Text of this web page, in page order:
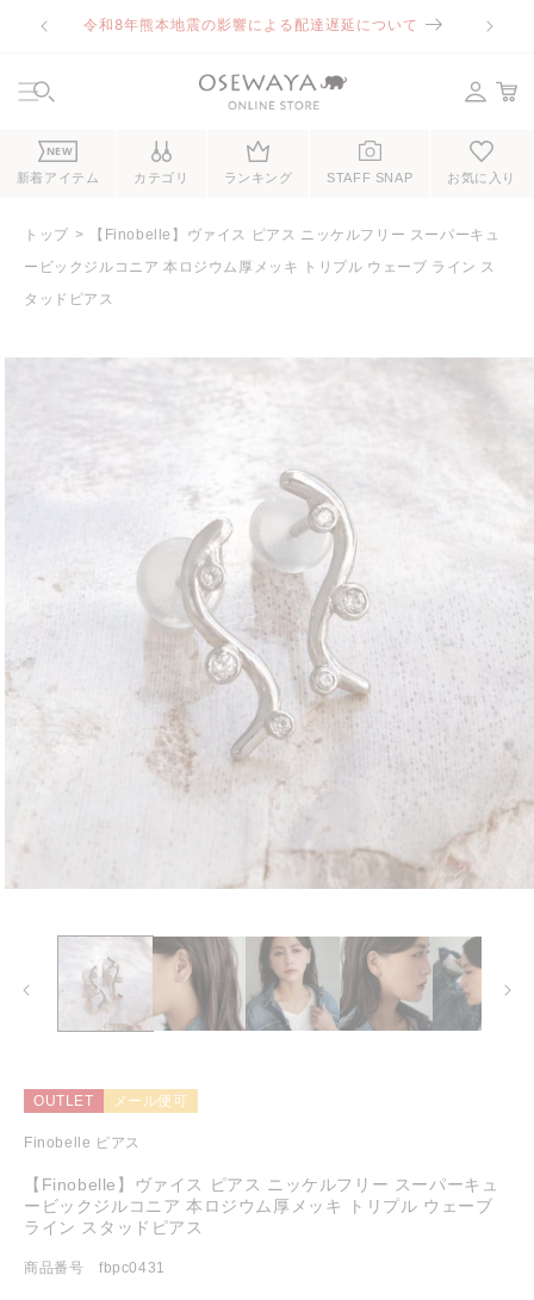
ンツに令和8年熊本地震の影響による配達遅延について
NEW
新着アイテム カテゴリ ランキング STAFF SNAP お気に入り
トップ
【Finobelle】ヴァイス ピアス ニッケルフリー スーパーキュ
ービックジルコニア 本ロジウム厚メッキ トリプル ウェーブ ライン ス
タッドピアス
商品情
OUTLET メール便可
Finobelle ピアス
【Finobelle】ヴァイス ピアス ニッケルフリー スーパーキュ
ービックジルコニア 本ロジウム厚メッキ トリプル ウェーブ
ライン スタッドピアス
商品番号 fbpc0431